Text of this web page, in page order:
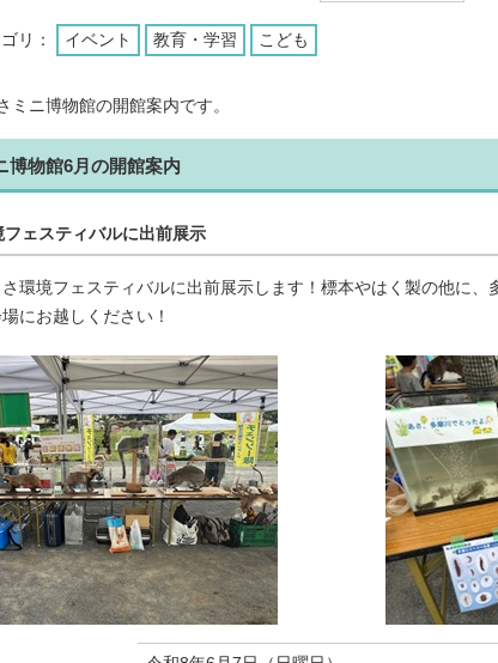
リ： イベント 教育・学習 こども
ミニ博物館の開館案内です。
博物館6月の開館案内
フェスティバルに出前展示
環境フェスティバルに出前展示します！標本やはく製の他に、
にお越しください！